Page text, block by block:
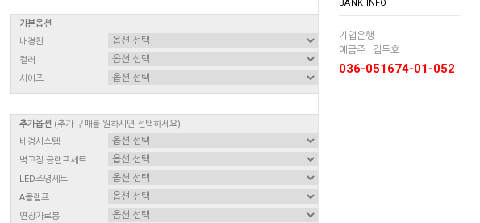
BANK INFO
기업은행
예금주 : 김두호
036-051674-01-052
기본옵션
배경천
컬러
사이즈
추가옵션 (추가 구매를 원하시면 선택하세요)
배경시스템
벽고정 클램프세트
LED조명세트
A클램프
연장가로봉